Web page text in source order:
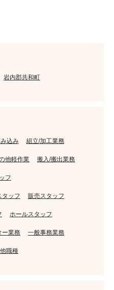
岩内郡共和町
込み 組立/加工業務
他軽作業 搬入/搬出業務
フ
タッフ 販売スタッフ
ホールスタッフ
ー業務 一般事務業務
職種